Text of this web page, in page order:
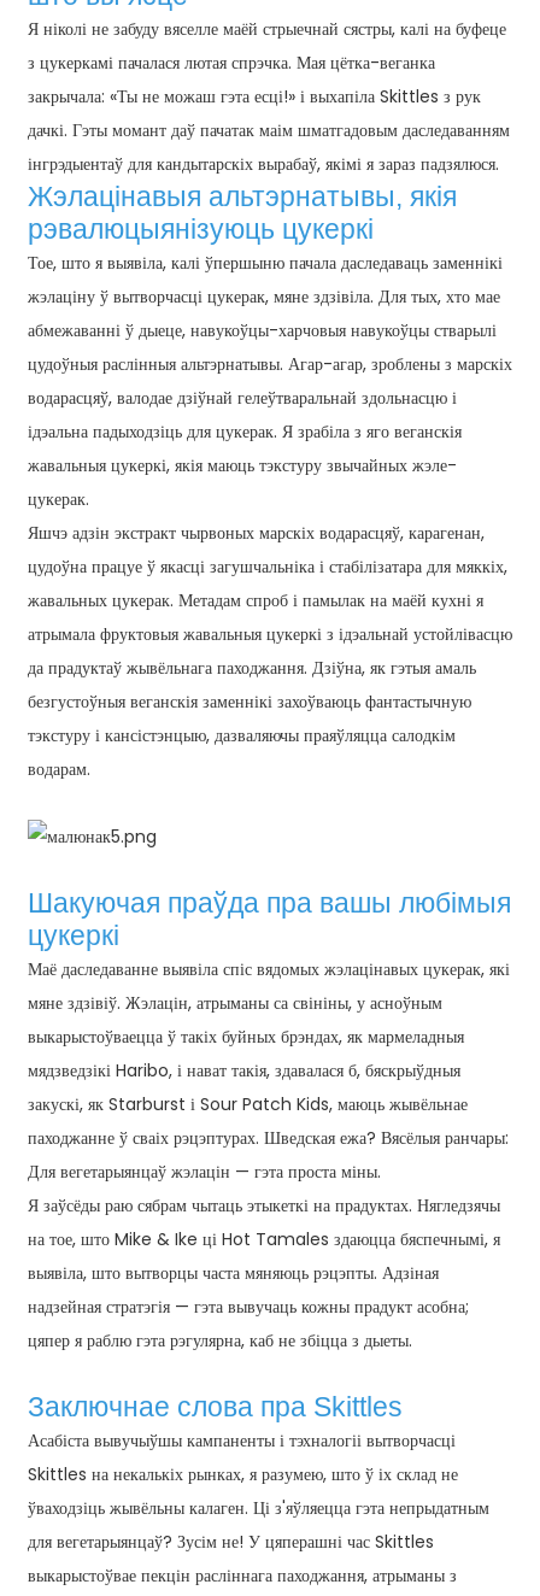
Я ніколі не забуду вяселле маёй стрыечнай сястры, калі на буфеце
з цукеркамі пачалася лютая спрэчка. Мая цётка-веганка
закрычала: «Ты не можаш гэта есці!» і выхапіла Skittles з рук
дачкі. Гэты момант даў пачатак маім шматгадовым даследаванням
інгрэдыентаў для кандытарскіх вырабаў, якімі я зараз падзялюся.
Жэлацінавыя альтэрнатывы, якія
рэвалюцыянізуюць цукеркі
Тое, што я выявіла, калі ўпершыню пачала даследаваць заменнікі
жэлаціну ў вытворчасці цукерак, мяне здзівіла. Для тых, хто мае
абмежаванні ў дыеце, навукоўцы-харчовыя навукоўцы стварылі
цудоўныя раслінныя альтэрнатывы. Агар-агар, зроблены з марскіх
водарасцяў, валодае дзіўнай гелеўтваральнай здольнасцю і
ідэальна падыходзіць для цукерак. Я зрабіла з яго веганскія
жавальныя цукеркі, якія маюць тэкстуру звычайных жэле-
цукерак.
Яшчэ адзін экстракт чырвоных марскіх водарасцяў, карагенан,
цудоўна працуе ў якасці загушчальніка і стабілізатара для мяккіх,
жавальных цукерак. Метадам спроб і памылак на маёй кухні я
атрымала фруктовыя жавальныя цукеркі з ідэальнай устойлівасцю
да прадуктаў жывёльнага паходжання. Дзіўна, як гэтыя амаль
безгустоўныя веганскія заменнікі захоўваюць фантастычную
тэкстуру і кансістэнцыю, дазваляючы праяўляцца салодкім
водарам.
Шакуючая праўда пра вашы любімыя
цукеркі
Маё даследаванне выявіла спіс вядомых жэлацінавых цукерак, які
мяне здзівіў. Жэлацін, атрыманы са свініны, у асноўным
выкарыстоўваецца ў такіх буйных брэндах, як мармеладныя
мядзведзікі Haribo, і нават такія, здавалася б, бяскрыўдныя
закускі, як Starburst і Sour Patch Kids, маюць жывёльнае
паходжанне ў сваіх рэцэптурах. Шведская ежа? Вясёлыя ранчары:
Для вегетарыянцаў жэлацін — гэта проста міны.
Я заўсёды раю сябрам чытаць этыкеткі на прадуктах. Нягледзячы
на ​​тое, што Mike & Ike ці Hot Tamales здаюцца бяспечнымі, я
выявіла, што вытворцы часта мяняюць рэцэпты. Адзіная
надзейная стратэгія — гэта вывучаць кожны прадукт асобна;
цяпер я раблю гэта рэгулярна, каб не збіцца з дыеты.
Заключнае слова пра Skittles
Асабіста вывучыўшы кампаненты і тэхналогіі вытворчасці
Skittles на некалькіх рынках, я разумею, што ў іх склад не
ўваходзіць жывёльны калаген. Ці з'яўляецца гэта непрыдатным
для вегетарыянцаў? Зусім не! У цяперашні час Skittles
выкарыстоўвае пекцін расліннага паходжання, атрыманы з